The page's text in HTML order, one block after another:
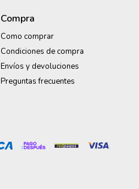
Compra
Como comprar
Condiciones de compra
Envíos y devoluciones
Preguntas frecuentes